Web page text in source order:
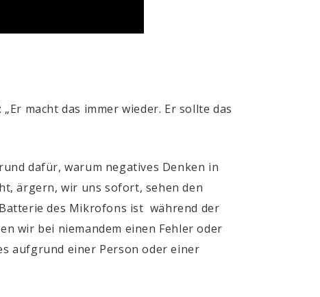
macht das immer wieder. Er sollte das
dafür, warum negatives Denken in
ärgern, wir uns sofort, sehen den
des Mikrofons ist während der
wir bei niemandem einen Fehler oder
aufgrund einer Person oder einer